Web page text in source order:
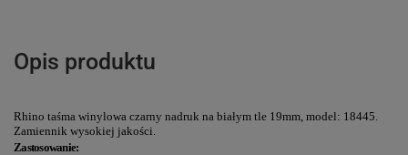
Opis produktu
Rhino taśma winylowa czarny nadruk na białym tle 19mm, model: 18445.
Zamiennik wysokiej jakości.
Zastosowanie: